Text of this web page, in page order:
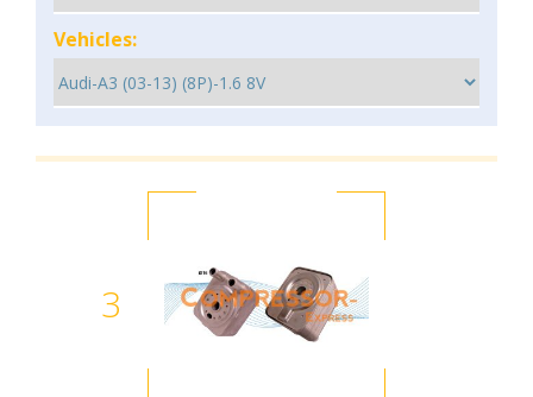
Vehicles:
3